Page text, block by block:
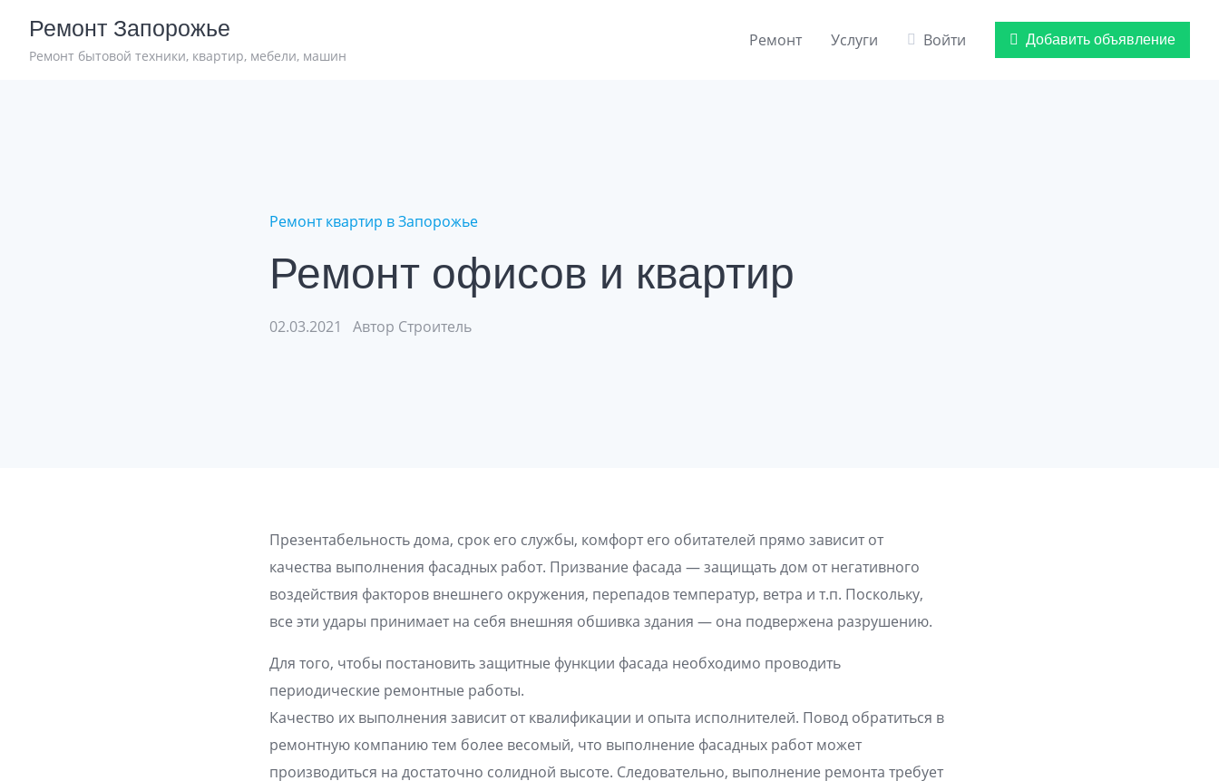
content
Ремонт Запорожье
Ремонт бытовой техники, квартир, мебели, машин
Ремонт Услуги Войти Добавить объявление
Ремонт квартир в Запорожье
Ремонт офисов и квартир
02.03.2021 Автор Строитель
Презентабельность дома, срок его службы, комфорт его обитателей прямо зависит от
качества выполнения фасадных работ. Призвание фасада — защищать дом от негативного
воздействия факторов внешнего окружения, перепадов температур, ветра и т.п. Поскольку,
все эти удары принимает на себя внешняя обшивка здания — она подвержена разрушению.
Для того, чтобы постановить защитные функции фасада необходимо проводить
периодические ремонтные работы.
Качество их выполнения зависит от квалификации и опыта исполнителей. Повод обратиться в
ремонтную компанию тем более весомый, что выполнение фасадных работ может
производиться на достаточно солидной высоте. Следовательно, выполнение ремонта требует